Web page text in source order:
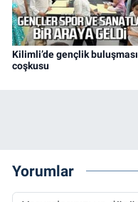
Kilimli’de gençlik buluşması
coşkusu
Yorumlar